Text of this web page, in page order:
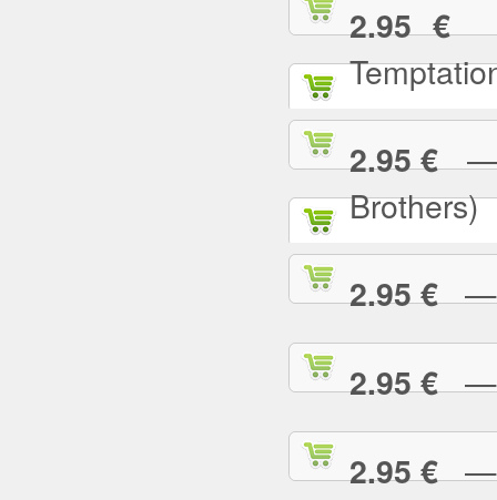
2.95 €—
2.95 €—
Brothers)
2.95 €—
2.95 €—
2.95 €—